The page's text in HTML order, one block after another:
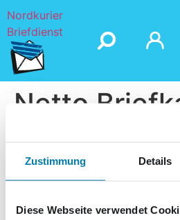
Zustimmung Details
Diese Webseite verwendet
Nordkurier
Briefdienst
Netto